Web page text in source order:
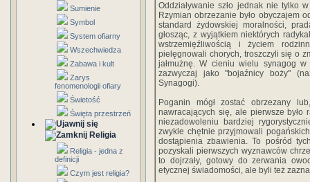
Sumienie
Symbol
System ofiarny
Wszechwiedza
Zabawa i kult
Zarys
fenomenologii ofiary
Świetość
Święta przestrzeń
Religia
Religia - jedna z
definicji
Czym jest religia?
Oddziaływanie szło jednak nie tylko
Rzymian obrzezanie było obyczajem
standard żydowskiej moralności,
głosząc, z wyjątkiem niektórych
wstrzemięźliwością i życiem
pielęgnowali chorych, troszczyli się o
jałmużnę. W cieniu wielu synagog
zazwyczaj jako "bojaźnicy boży"
Synagogi).
Poganin mógł zostać obrzezany
nawracających się, ale pierwsze
niezadowoleniu bardziej
zwykle chętnie przyjmowali
dostąpienia zbawienia. To pośród
pozyskali pierwszych wyznawców
to dojrzały, gotowy do zerwania
etycznej świadomości, ale byli też